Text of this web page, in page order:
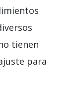
tienen
para